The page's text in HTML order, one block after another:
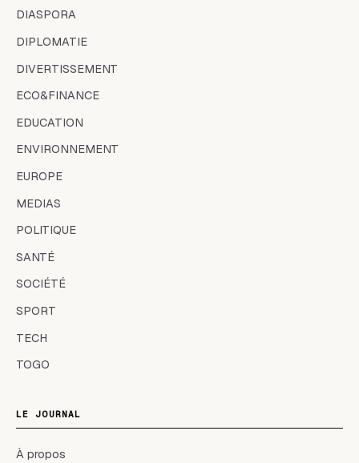
DIASPORA
DIPLOMATIE
DIVERTISSEMENT
ECO&FINANCE
EDUCATION
ENVIRONNEMENT
EUROPE
MEDIAS
POLITIQUE
SANTÉ
SOCIÉTÉ
SPORT
TECH
TOGO
LE JOURNAL
À propos